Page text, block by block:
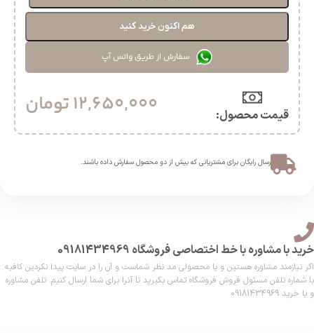
هم اکنون خرید کنید
سفارش از طریق واتس آپ
قیمت محصول:​ 12,650,000تومان
ارسال رایگان برای مشتریانی که بیش از دو محصول سفارش داده باشند.​
خرید با مشاوره با خط اختصاصی فروشگاه 09181434969
اگر نیازمند مشاوره هستین و یا محصولی مد نظر شماست و آن را در سایت پیدا نکردین کافیه
با شماره تلفن مسئول فروش فروشگاه تماس بگیرید تا آنرا برای شما ارسال کنیم. تلفن مشاوره
و یا خرید 09181434969